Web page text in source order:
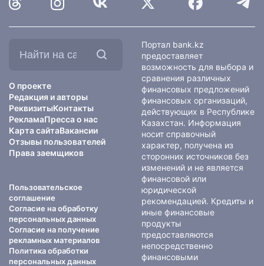
О проекте
Редакция и авторы
РеквизитыКонтакты
РекламаПресса о нас
Карта сайтаВакансии
Отзывы пользователей
Права заемщиков
Пользовательское
соглашение
Согласие на обработку
персональных данных
Согласие на получение
рекламных материалов
Политика обработки
персональных данных
Портал bank.kz
предоставляет
возможность для выбора и
сравнения различных
финансовых предложений
финансовых организаций,
действующих в Республике
Казахстан. Информация
носит справочный
характер, получена из
сторонних источников без
изменений и не является
финансовой или
юридической
рекомендацией. Кредиты и
иные финансовые
продукты
предоставляются
непосредственно
финансовыми